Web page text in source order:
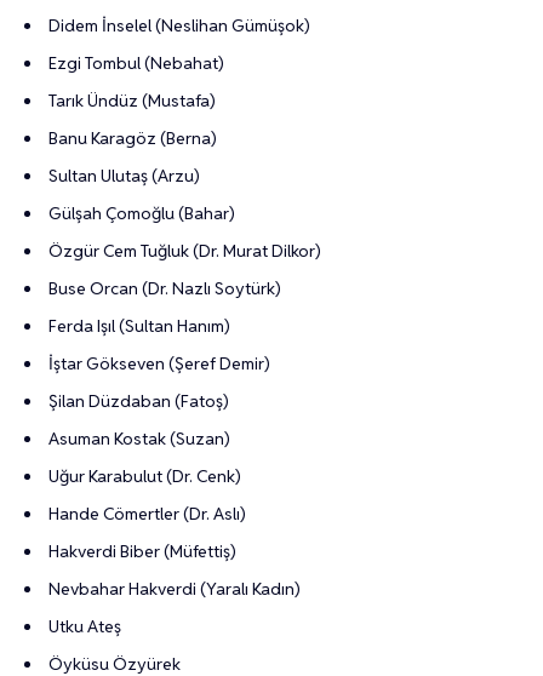
Didem İnselel (Neslihan Gümüşok)
Ezgi Tombul (Nebahat)
Tarık Ündüz (Mustafa)
Banu Karagöz (Berna)
Sultan Ulutaş (Arzu)
Gülşah Çomoğlu (Bahar)
Özgür Cem Tuğluk (Dr. Murat Dilkor)
Buse Orcan (Dr. Nazlı Soytürk)
Ferda Işıl (Sultan Hanım)
İştar Gökseven (Şeref Demir)
Şilan Düzdaban (Fatoş)
Asuman Kostak (Suzan)
Uğur Karabulut (Dr. Cenk)
Hande Cömertler (Dr. Aslı)
Hakverdi Biber (Müfettiş)
Nevbahar Hakverdi (Yaralı Kadın)
Utku Ateş
Öyküsu Özyürek